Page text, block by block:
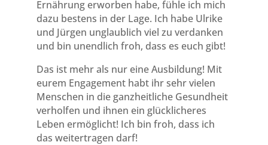
Ernährung erworben habe, fühle ich mich
dazu bestens in der Lage. Ich habe Ulrike
und Jürgen unglaublich viel zu verdanken
und bin unendlich froh, dass es euch gibt!
Das ist mehr als nur eine Ausbildung! Mit
eurem Engagement habt ihr sehr vielen
Menschen in die ganzheitliche Gesundheit
verholfen und ihnen ein glücklicheres
Leben ermöglicht! Ich bin froh, dass ich
das weitertragen darf!